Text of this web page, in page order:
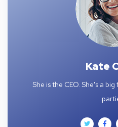
Kate
She is the CEO. She's a